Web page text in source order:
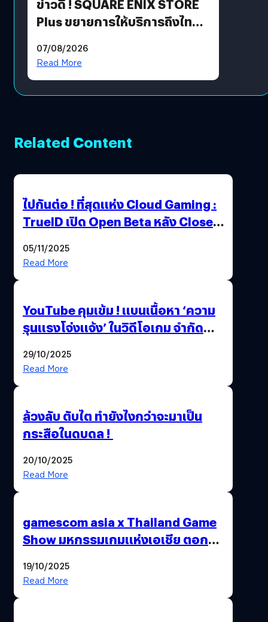
ข่าวดี ! SQUARE ENIX STORE
Plus ขยายการให้บริการถึงไทย
โดยตรง
07/08/2026
Read More
Related Content
ไปกันต่อ ! ที่สุดแห่ง Cloud Gaming :
TrueID เปิด Open Beta หลัง Close
Thailand Game Show 2025 ทะลุ 15
05/11/2025
Read More
YouTube คุมเข้ม ! แบนเนื้อหา ‘ความ
รุนแรงโจ่งแจ้ง’ ในวิดีโอเกม จำกัด
29/10/2025
Read More
ล้วงลับ ตับไต ทำยังไงกว่าจะมาเป็น
กระสือในดบดล !
20/10/2025
Read More
gamescom asia x Thailand Game
Show มหกรรมเกมแห่งเอเชีย ตอกย้ำ
พาณิชย์ร่วมชูความสำเร็จ
19/10/2025
Read More